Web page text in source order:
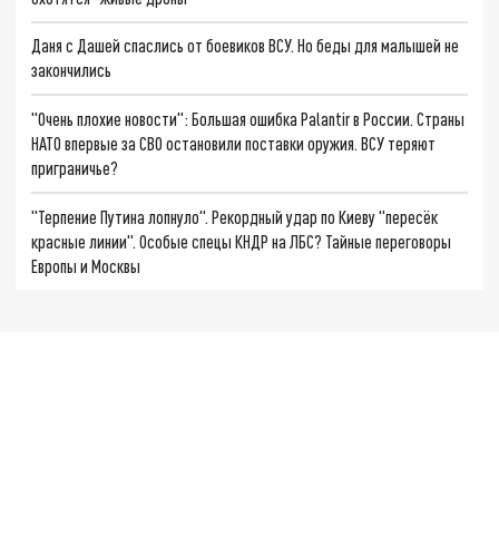
Даня с Дашей спаслись от боевиков ВСУ. Но беды для малышей не
закончились
"Очень плохие новости": Большая ошибка Palantir в России. Страны
НАТО впервые за СВО остановили поставки оружия. ВСУ теряют
приграничье?
"Терпение Путина лопнуло". Рекордный удар по Киеву "пересёк
красные линии". Особые спецы КНДР на ЛБС? Тайные переговоры
Европы и Москвы